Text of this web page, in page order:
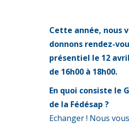
Cette année, nous
donnons rendez-
présentiel le 12
de 16h00 à 18h00.
En quoi consiste le
de la Fédésap ?
Echanger ! Nous vous